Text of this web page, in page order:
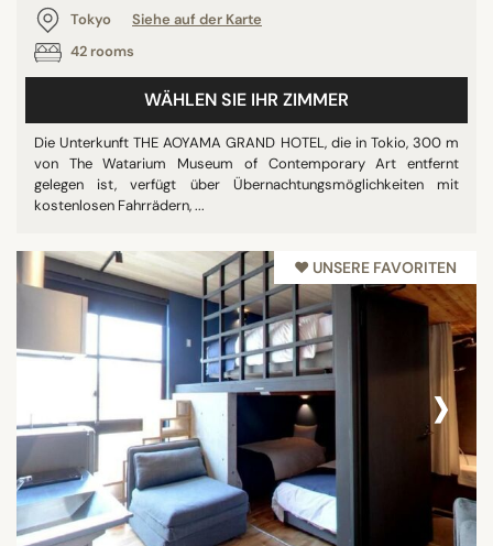
Tokyo
Siehe auf der Karte
42 rooms
WÄHLEN SIE IHR ZIMMER
Die Unterkunft THE AOYAMA GRAND HOTEL, die in Tokio, 300 m
von The Watarium Museum of Contemporary Art entfernt
gelegen ist, verfügt über Übernachtungsmöglichkeiten mit
kostenlosen Fahrrädern, ...
♥︎ UNSERE FAVORITEN
‹ ›